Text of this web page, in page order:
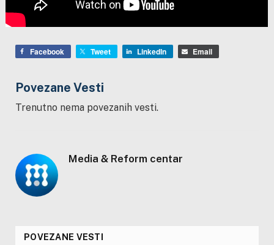
Facebook Tweet LinkedIn Email
Povezane Vesti
Trenutno nema povezanih vesti.
Media & Reform centar
POVEZANE VESTI